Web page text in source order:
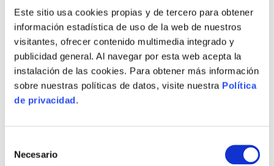
Este sitio usa cookies propias y de tercero para obtener
información estadística de uso de la web de nuestros
visitantes, ofrecer contenido multimedia integrado y
publicidad general. Al navegar por esta web acepta la
instalación de las cookies. Para obtener más información
sobre nuestras políticas de datos, visite nuestra Política
de privacidad.
Necesario
AVANTATGES DE L’ARBITRATGE
Absència de formalismes
Les parts implicades en el procés conflictiu participen de
forma activa en la resolució del mateix. Durant la vista
proves i totes les rèpliques i dúpliques que les parts
estimen necessari, sempre dins d’un orde d’intervencions